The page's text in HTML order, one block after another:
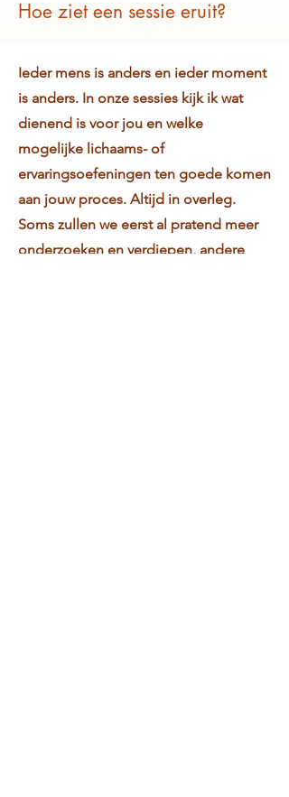
Hoe ziet een sessie eruit?
Ieder mens is anders en ieder moment
is anders. In onze sessies kijk ik wat
dienend is voor jou en welke
mogelijke lichaams- of
ervaringsoefeningen ten goede komen
aan jouw proces. Altijd in overleg.
Soms zullen we eerst al pratend meer
onderzoeken en verdiepen, andere